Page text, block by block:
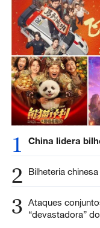
1 China lidera
2 Bilheteria
3 Ataques
“devastadora”